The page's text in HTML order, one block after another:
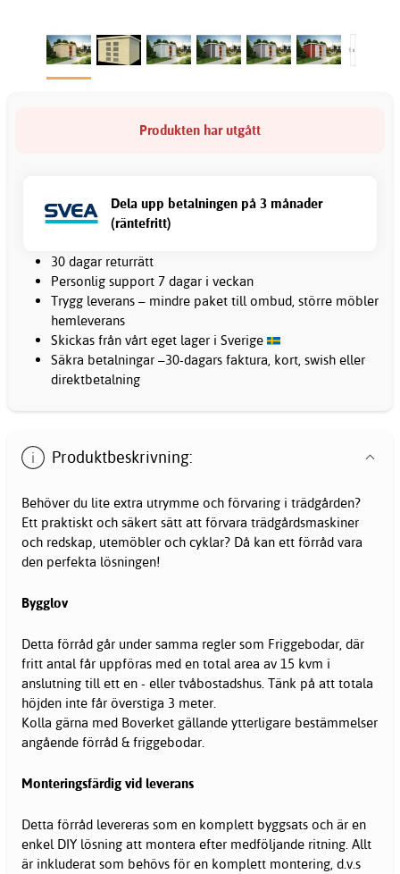
Produkten har utgått
Dela upp betalningen på 3 månader
(räntefritt)
30 dagar returrätt
Personlig support 7 dagar i veckan
Trygg leverans – mindre paket till ombud, större möbler
hemleverans
Skickas från vårt eget lager i Sverige
Säkra betalningar –30-dagars faktura, kort, swish eller
direktbetalning
Produktbeskrivning:
Behöver du lite extra utrymme och förvaring i trädgården?
Ett praktiskt och säkert sätt att förvara trädgårdsmaskiner
och redskap, utemöbler och cyklar? Då kan ett förråd vara
den perfekta lösningen!
Bygglov
Detta förråd går under samma regler som Friggebodar, där
fritt antal får uppföras med en total area av 15 kvm i
anslutning till ett en - eller tvåbostadshus. Tänk på att totala
höjden inte får överstiga 3 meter.
Kolla gärna med Boverket gällande ytterligare bestämmelser
angående förråd & friggebodar.
Monteringsfärdig vid leverans
Detta förråd levereras som en komplett byggsats och är en
enkel DIY lösning att montera efter medföljande ritning. Allt
är inkluderat som behövs för en komplett montering, d.v.s